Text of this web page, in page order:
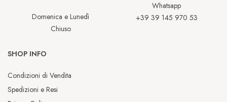
Domenica e Lunedì
Chiuso
Whatsapp
+39 39 145 970 53
SHOP INFO
Condizioni di Vendita
Spedizioni e Resi